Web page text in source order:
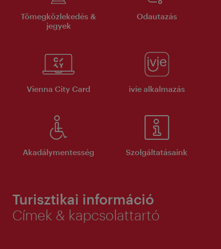
Tömegközlekedés &
jegyek
Odautazás
Vienna City Card ivie alkalmazás
Akadálymentesség Szolgáltatásaink
Turisztikai információ
Címek & kapcsolattartó